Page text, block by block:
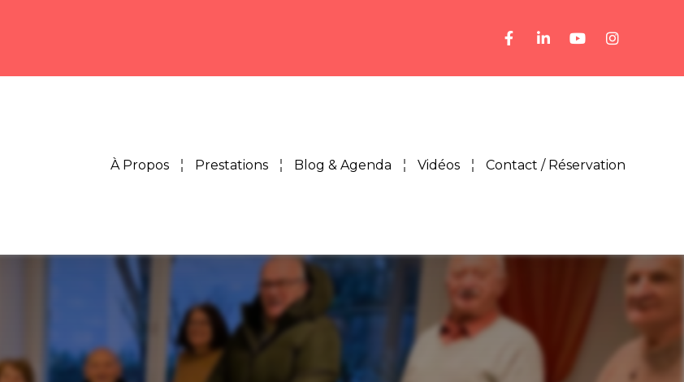
À Propos Prestations Blog & Agenda Vidéos Contact / Réservation